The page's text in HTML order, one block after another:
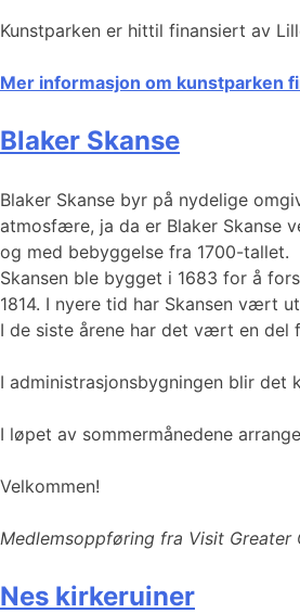
Kunstparken er hittil finansiert av
Mer informasjon om kunstparken
Blaker Skanse
Blaker Skanse byr på nydelige
atmosfære, ja da er Blaker Skanse
og med bebyggelse fra 1700-tallet.
Skansen ble bygget i 1683 for å
1814. I nyere tid har Skansen vært
I de siste årene har det vært en del
I administrasjonsbygningen blir
I løpet av sommermånedene
Velkommen!
Medlemsoppføring fra Visit Greater
Nes kirkeruiner